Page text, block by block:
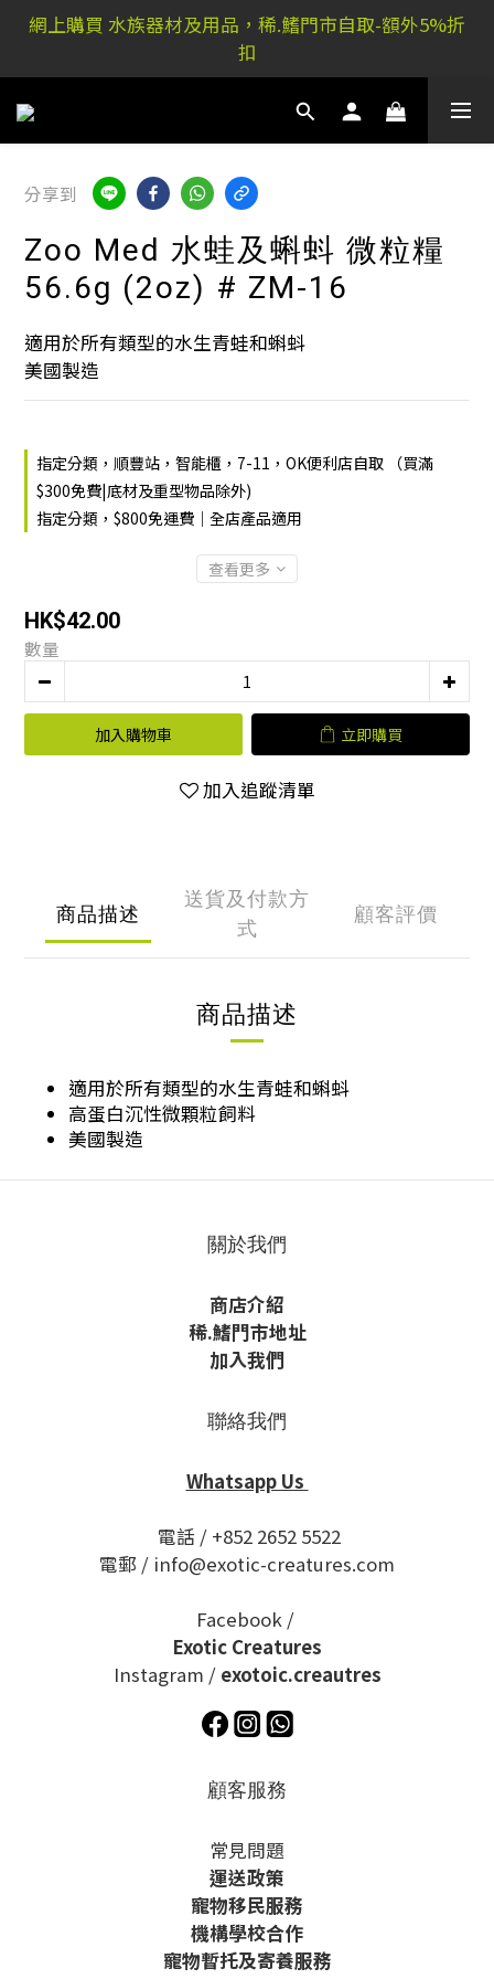
稀.鰭元朗店: 又新街51P號富祐閣16號地下｜ 稀.鰭旺角
店: 西洋菜南街101號金德行11樓
網上購買 水族器材及用品，稀.鰭門市自取-額外5%折
扣
稀.鰭元朗店: 又新街51P號富祐閣16號地下｜ 稀.鰭旺角
店: 西洋菜南街101號金德行11樓
分享到
Zoo Med 水蛙及蝌蚪 微粒糧
56.6g (2oz) # ZM-16
適用於所有類型的水生青蛙和蝌蚪
美國製造
指定分類，順豐站，智能櫃，7-11，OK便利店自取 （買滿
$300免費|底材及重型物品除外)
指定分類，$800免運費｜全店產品適用
查看更多
HK$42.00
數量
加入購物車 立即購買
加入追蹤清單
商品描述
送貨及付款方
式
顧客評價
商品描述
適用於所有類型的水生青蛙和蝌蚪
高蛋白沉性微顆粒飼料
美國製造
關於我們
商店介紹
稀.鰭門市地址
加入我們
聯絡我們
Whatsapp Us
電話 / +852 2652 5522
電郵 / info@exotic-creatures.com
Facebook /
Exotic Creatures
Instagram / exotoic.creautres
顧客服務
常見問題
運送政策
寵物移民服務
機構學校合作
寵物暫托及寄養服務